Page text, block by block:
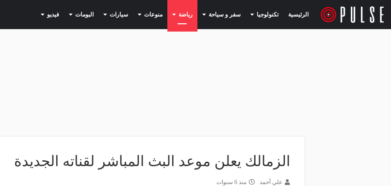
الرئيسية تكنولوجيا (current) سفر و سياحة (current) رياضة (current) منوعات (current) سيارات (current) البومات (current) فيديو (current)
الزمالك يعلن موعد البث المباشر لقناته الجديدة
علي أحمد منذ 6 سنوات